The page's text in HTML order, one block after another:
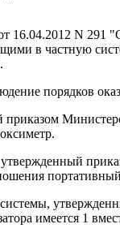
16.04.2012 N 291
в частную
порядков
имеется 1